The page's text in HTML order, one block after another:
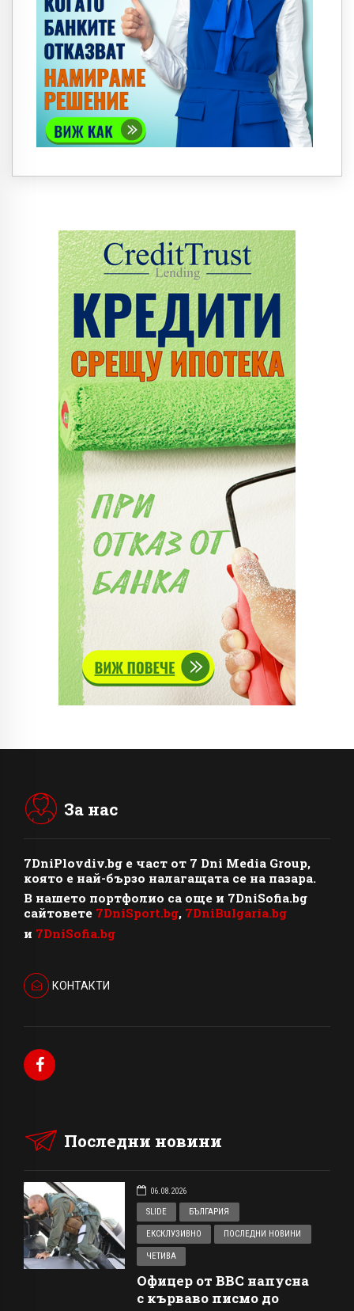
За нас
7DniPlovdiv.bg e част от 7 Dni Media Group,
която е най-бързо налагащата се на пазара.
В нашето портфолио са още и 7DniSofia.bg
сайтовете 7DniSport.bg, 7DniBulgaria.bg
и 7DniSofia.bg
КОНТАКТИ
Последни новини
06.08.2026
SLIDE
БЪЛГАРИЯ
ЕКСКЛУЗИВНО ПОСЛЕДНИ НОВИНИ
ЧЕТИВА
Офицер от ВВС напусна
с кърваво писмо до